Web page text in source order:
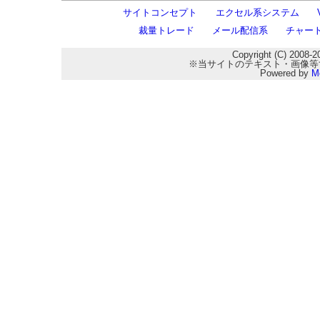
サイトコンセプト
エクセル系システム
裁量トレード
メール配信系 チャー
Copyright (C) 2008-
※当サイトのテキスト・画像
Powered by